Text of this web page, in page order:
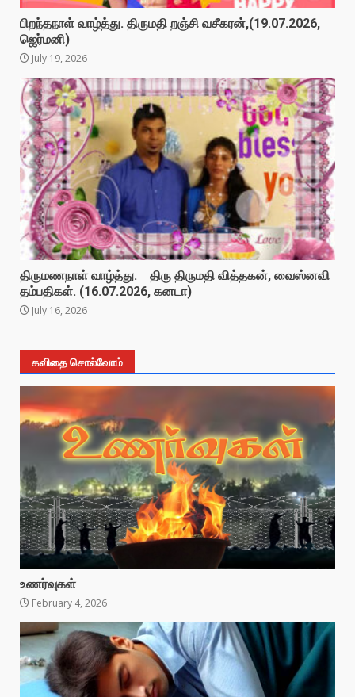
பிறந்தநாள் வாழ்த்து. திருமதி றஞ்சி வசீகரன்,(19.07.2026,
ஜெர்மனி)
July 19, 2026
திருமணநாள் வாழ்த்து. திரு திருமதி வித்தகன், வைஸ்னவி
தம்பதிகள். (16.07.2026, கனடா)
July 16, 2026
கவிதை சொல்வோம்
உணர்வுகள்
February 4, 2026